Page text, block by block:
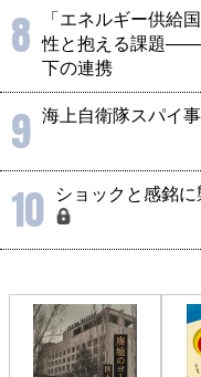
8
「エネルギー供給
性と抱える課題――
下の連携
9 海上自衛隊スパイ
10 ショックと感銘